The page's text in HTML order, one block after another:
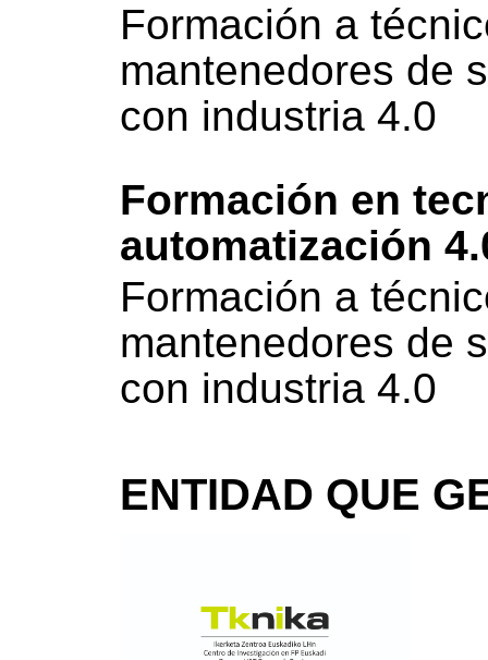
Formación a
mantenedores de
con industria 4.0
Formación en
automatización
Formación a
mantenedores de
con industria 4.0
ENTIDAD QUE